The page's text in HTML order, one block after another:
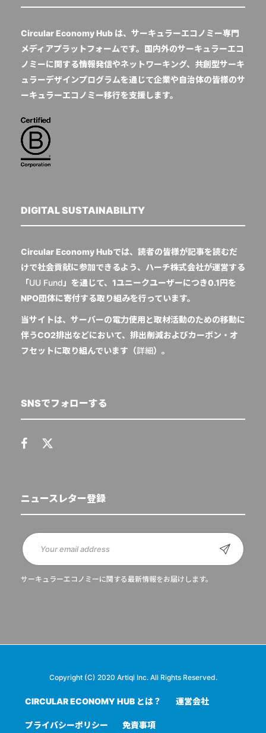
Circular Economy Hub は、サーキュラーエコノミー専門
メディアプラットフォームです。国内外のサーキュラーエコ
ノミーに関する情報発信やネットワーキング、共創型サーキ
ュラーデザインプログラムを通じて企業や自治体の皆様のサ
ーキュラーエコノミー移行を支援します。
DIGITAL SUSTAINABILITY
Circular Economy Hubでは、読者の皆様が記事を読むだ
けで社会貢献に参加できるよう、ハーチ株式会社が運営する
「UU Fund 」を通じて、1ユニークユーザーにつき0.1円を
NPO団体に寄付する取り組みを行っています。
当サイトは、サーバーの電力使用と取材活動のための移動に
伴うCO2排出などにおいて、排出削減およびカーボン・オ
フセットに取り組んでいます（詳細）。
SNSでフォローする
ニュースレター登録
サーキュラーエコノミーに関する最新情報をお届けします。
Copyright (C) 2020 Artiql Inc. All Rights Reserved.
CIRCULAR ECONOMY HUB とは？ 運営会社
プライバシーポリシー 免責事項